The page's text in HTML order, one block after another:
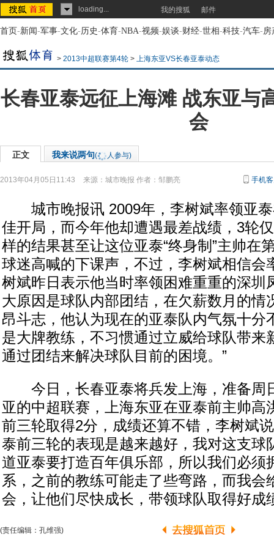
loading... 我的搜狐 邮件
首页-新闻-军事-文化-历史-体育-NBA-视频-娱谈-财经-世相-科技-汽车-房
> 2013中超联赛第4轮 > 上海东亚VS长春亚泰动态
长春亚泰远征上海滩 战东亚与
会
正文 我来说两句( 人参与)
2013年04月05日11:43 来源： 城市晚报 作者：邹鹏亮 手机
城市晚报讯 2009年，李树斌率领亚泰
佳开局，而今年他却遭遇最差战绩，3轮
样的结果甚至让这位亚泰“终身制”主帅在
球迷高喊的下课声，不过，李树斌相信会
树斌昨日表示他当时率领困难重重的深圳
大原因是球队内部团结，在欠薪数月的情
昂斗志，他认为现在的亚泰队内气氛十分
是大牌教练，不习惯通过立威给球队带来
通过团结来解决球队目前的困境。”
今日，长春亚泰将兵发上海，准备周
亚的中超联赛，上海东亚在亚泰前主帅高
前三轮取得2分，成绩还算不错，李树斌
泰前三轮的表现是越来越好，我对这支球
道亚泰要打造百年俱乐部，所以我们必须
系，之前的教练可能走了些弯路，而我会
会，让他们尽快成长，带领球队取得好成
(责任编辑：孔维强)